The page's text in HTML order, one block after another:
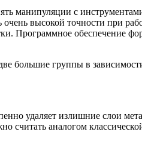
манипуляции с
высокой точности при
Программное обеспечение
большие группы в
удаляет излишние слои
аналогом